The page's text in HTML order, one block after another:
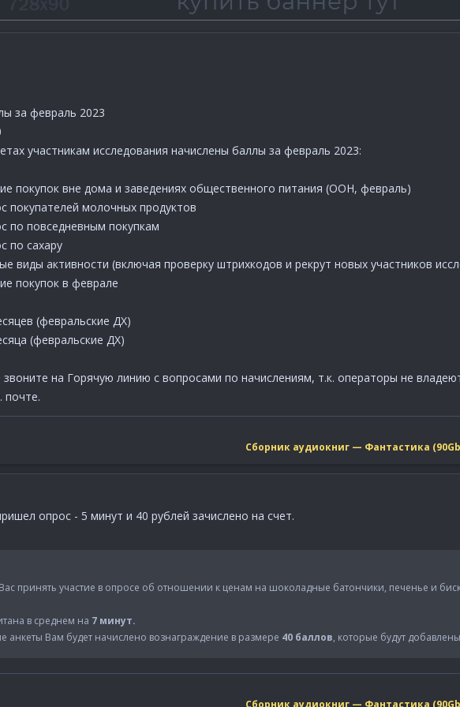
за февраль 2023
участникам исследования начислены баллы за февраль 2023:
покупок вне дома и заведениях общественного питания (ООН, февраль)
покупателей молочных продуктов
по повседневным покупкам
по сахару
виды активности (включая проверку штрихкодов и рекрут новых участников
покупок в феврале
(февральские ДХ)
(февральские ДХ)
звоните на Горячую линию с вопросами по начислениям, т.к. операторы не
почте.
Сборник аудиокниг — Фантастика
опрос - 5 минут и 40 рублей зачислено на счет.
принять участие в опросе об отношении к ценам на шоколадные батончики, печенье и
в среднем на 7 минут.
анкеты Вам будет начислено вознаграждение в размере 40 баллов, которые будут
Сборник аудиокниг — Фантастика